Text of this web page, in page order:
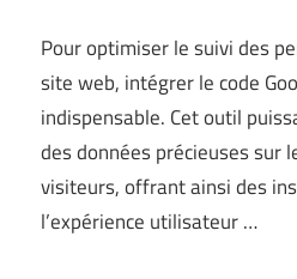
Pour optimiser le suivi des
site web, intégrer le code
indispensable. Cet outil
des données précieuses sur
visiteurs, offrant ainsi des
l’expérience utilisateur …